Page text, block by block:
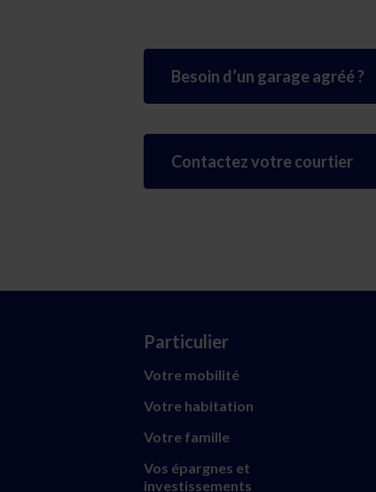
Besoin d’un garage agréé ?
Contactez votre courtier
Particulier
Votre mobilité
Votre habitation
Votre famille
Vos épargnes et
investissements